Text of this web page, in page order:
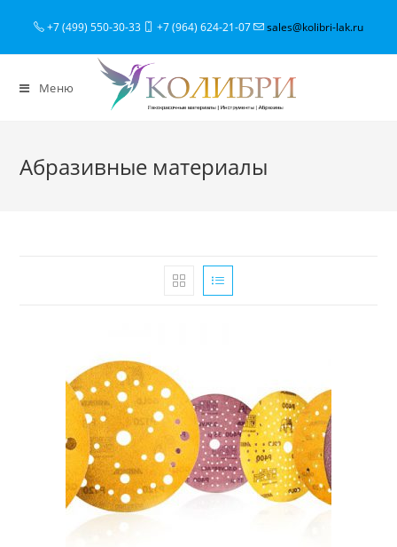
+7 (499) 550-30-33 +7 (964) 624-21-07 sales@kolibri-lak.ru
Меню
Абразивные материалы